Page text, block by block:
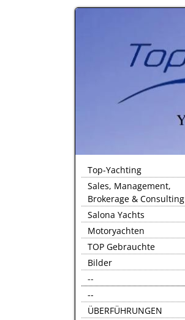
Top-Yachting
Sales, Management,
Brokerage & Consulting
Salona Yachts
Motoryachten
TOP Gebrauchte
Bilder
--
--
ÜBERFÜHRUNGEN